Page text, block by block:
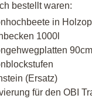
bestellt waren:
in
1000l
(Ersatz)
für den OBI